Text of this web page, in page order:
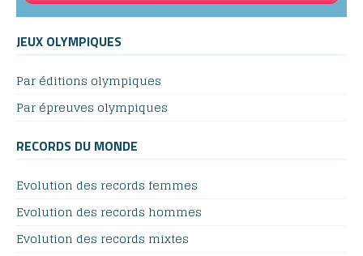
JEUX OLYMPIQUES
Par éditions olympiques
Par épreuves olympiques
RECORDS DU MONDE
Evolution des records femmes
Evolution des records hommes
Evolution des records mixtes